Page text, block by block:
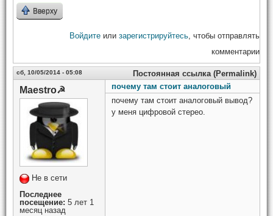
Вверху
Войдите или зарегистрируйтесь , чтобы отправлять
комментарии
сб, 10/05/2014 - 05:08 Постоянная ссылка (Permalink)
Maestro☭
Не в сети
Последнее
посещение: 5 лет 1
месяц назад
почему там стоит аналоговый
почему там стоит аналоговый вывод?
у меня цифровой стерео.